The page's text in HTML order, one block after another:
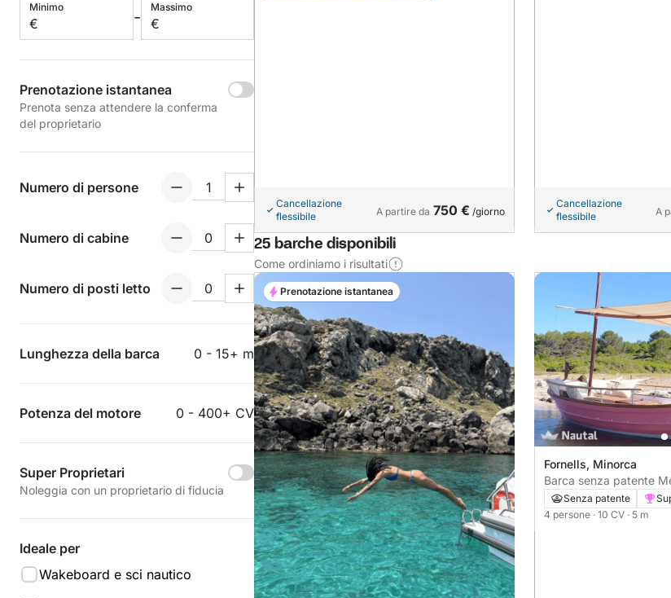
Minimo
€ -
Massimo
€
Prenotazione istantanea
Prenota senza attendere la conferma
del proprietario
Numero di persone
Numero di cabine
Numero di posti letto
Lunghezza della barca 0 - 15+ m
Potenza del motore 0 - 400+ CV
Super Proprietari
Noleggia con un proprietario di fiducia
Ideale per
Wakeboard e sci nautico
Cancellazione
flessibile
A partire da 750 € /giorno
Cancellazione
flessibile
A
25 barche disponibili
Come ordiniamo i risultati
Prenotazione istantanea
Fornells, Minorca
Barca senza patente Menorquin 25
10CVSenza patente
4 persone · 10 CV · 5 m